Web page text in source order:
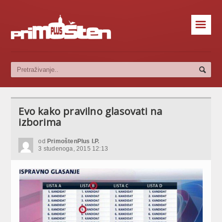
☰
Evo kako pravilno glasovati na
izborima
od PrimoštenPlus I.P.
3 studenoga, 2015 12:13